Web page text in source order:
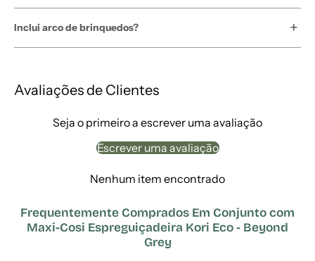
Inclui arco de brinquedos?
Avaliações de Clientes
Seja o primeiro a escrever uma avaliação
Escrever uma avaliação
Nenhum item encontrado
Frequentemente Comprados Em Conjunto com
Maxi-Cosi Espreguiçadeira Kori Eco - Beyond
Grey